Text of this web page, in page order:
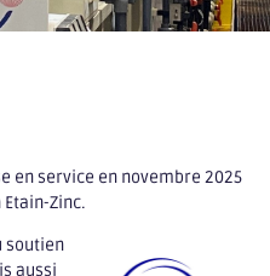
en service en novembre 2025
Zinc.
soutien
aussi